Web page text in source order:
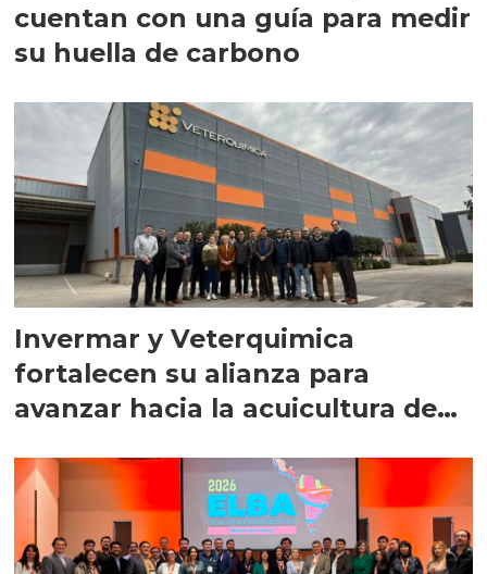
cuentan con una guía para medir
su huella de carbono
Invermar y Veterquimica
fortalecen su alianza para
avanzar hacia la acuicultura de